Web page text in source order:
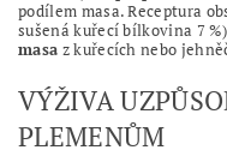
podílem masa. Receptura
sušená kuřecí bílkovina 7
masa z kuřecích nebo
VÝŽIVA
PLEMENŮM